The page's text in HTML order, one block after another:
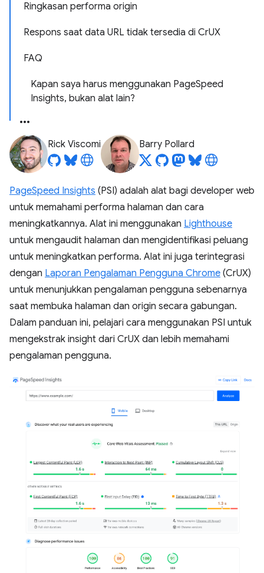
Ringkasan performa origin
Respons saat data URL tidak tersedia di CrUX
FAQ
Kapan saya harus menggunakan PageSpeed
Insights, bukan alat lain?
Rick Viscomi Barry Pollard
PageSpeed Insights (PSI) adalah alat bagi developer web
untuk memahami performa halaman dan cara
meningkatkannya. Alat ini menggunakan Lighthouse
untuk mengaudit halaman dan mengidentifikasi peluang
untuk meningkatkan performa. Alat ini juga terintegrasi
dengan Laporan Pengalaman Pengguna Chrome (CrUX)
untuk menunjukkan pengalaman pengguna sebenarnya
saat membuka halaman dan origin secara gabungan.
Dalam panduan ini, pelajari cara menggunakan PSI untuk
mengekstrak insight dari CrUX dan lebih memahami
pengalaman pengguna.